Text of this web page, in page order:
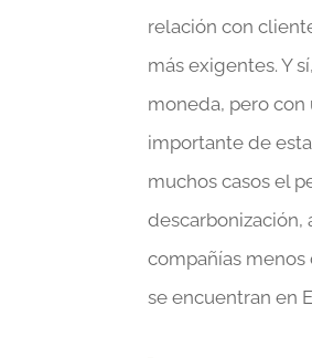
relación con
más exigentes. Y
moneda, pero
importante de
muchos casos el
descarbonización,
compañías
se encuentran en